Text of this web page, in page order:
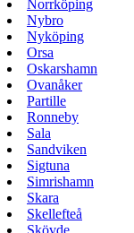
Norrköping
Nybro
Nyköping
Orsa
Oskarshamn
Ovanåker
Partille
Ronneby
Sala
Sandviken
Sigtuna
Simrishamn
Skara
Skellefteå
Skövde